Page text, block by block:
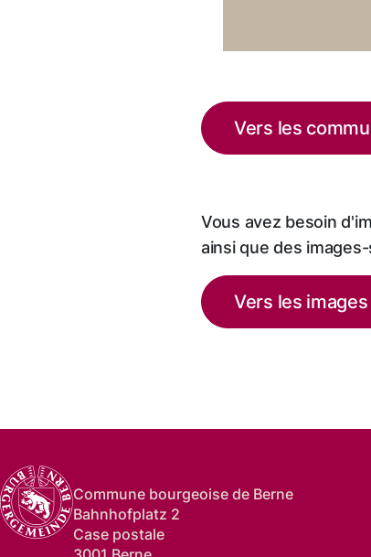
Vers les
Vous avez besoin
ainsi que des
Vers les images
Commune bourgeoise de Berne
Bahnhofplatz 2
Case postale